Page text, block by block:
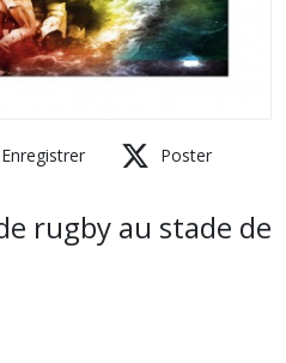
Enregistrer Poster
rugby au stade de